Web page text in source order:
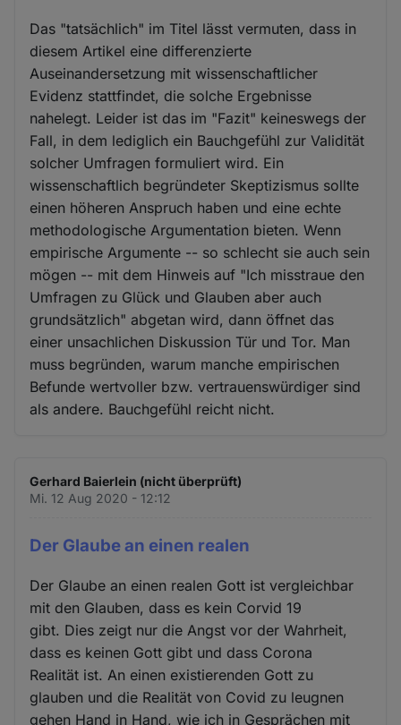
Das "tatsächlich" im Titel lässt vermuten, dass in
diesem Artikel eine differenzierte
Auseinandersetzung mit wissenschaftlicher
Evidenz stattfindet, die solche Ergebnisse
nahelegt. Leider ist das im "Fazit" keineswegs der
Fall, in dem lediglich ein Bauchgefühl zur Validität
solcher Umfragen formuliert wird. Ein
wissenschaftlich begründeter Skeptizismus sollte
einen höheren Anspruch haben und eine echte
methodologische Argumentation bieten. Wenn
empirische Argumente -- so schlecht sie auch sein
mögen -- mit dem Hinweis auf "Ich misstraue den
Umfragen zu Glück und Glauben aber auch
grundsätzlich" abgetan wird, dann öffnet das
einer unsachlichen Diskussion Tür und Tor. Man
muss begründen, warum manche empirischen
Befunde wertvoller bzw. vertrauenswürdiger sind
als andere. Bauchgefühl reicht nicht.
Gerhard Baierlein (nicht überprüft)
Mi. 12 Aug 2020 - 12:12
Der Glaube an einen realen
Der Glaube an einen realen Gott ist vergleichbar
mit den Glauben, dass es kein Corvid 19
gibt. Dies zeigt nur die Angst vor der Wahrheit,
dass es keinen Gott gibt und dass Corona
Realität ist. An einen existierenden Gott zu
glauben und die Realität von Covid zu leugnen
gehen Hand in Hand, wie ich in Gesprächen mit